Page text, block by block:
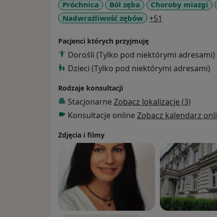
leczenia, która pozwoli na realną pomoc
istniejącego problemu.
wykonuję z największą starannością oraz
Kontakty z Pacjentami opieram na
starając się zapewnić przyjazną atmosferę
Próchnica Ból zęba Choroby miazgi
Nadwrażliwość zębów
+51
Pacjenci których przyjmuję
Dorośli (Tylko pod niektórymi adresami)
Dzieci (Tylko pod niektórymi adresami)
Rodzaje konsultacji
Stacjonarne Zobacz lokalizacje (3)
Konsultacje online Zobacz kalendarz
Zdjęcia i filmy